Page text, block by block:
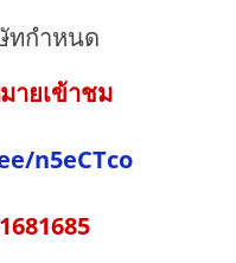
ทกำหนด
ายเข้าชม
n5eCTco